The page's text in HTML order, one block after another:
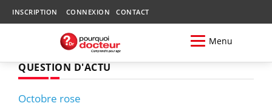
INSCRIPTION CONNEXION CONTACT
Menu
QUESTION D'ACTU
Octobre rose